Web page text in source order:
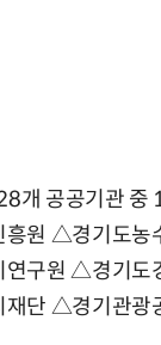
공공기관 중
원 △경기도
구원 △경기
단 △경기관